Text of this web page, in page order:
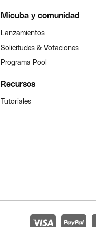
Micuba y comunidad
Lanzamientos
Solicitudes & Votaciones
Programa Pool
Recursos
Tutoriales